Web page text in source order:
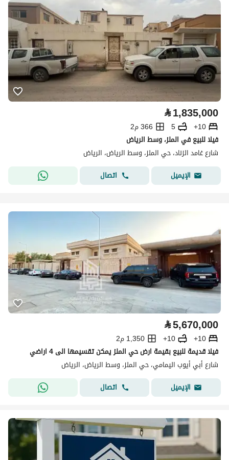
⃁1,835,000
10+
5
366 م2
فيلا للبيع في الملز، وسط الرياض
شارع غامد الزناد، حي الملز، وسط الرياض، الرياض
الإيميل
اتصال
⃁5,670,000
10+
10+
1,350 م2
فيلا قديمة للبيع بقيمة ارض حي الملز يمكن تقسيمها الى 4 اراضي
شارع أبي أيوب اليمامي، حي الملز، وسط الرياض، الرياض
الإيميل
اتصال